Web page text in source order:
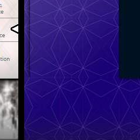
ㆍ 공지사항
ㆍ 자주묻는질문
ㆍ 온라인1:1문의
ㆍ 제작신청